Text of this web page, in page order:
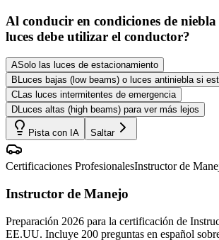
Al conducir en condiciones de niebla
luces debe utilizar el conductor?
ASolo las luces de estacionamiento
B Luces bajas (low beams) o luces antiniebla si
CLas luces intermitentes de emergencia
DLuces altas (high beams) para ver más lejos
Pista con IA Saltar
Certificaciones ProfesionalesInstructor de
Instructor de Manejo
Preparación 2026 para la certificación de
EE.UU. Incluye 200 preguntas en español